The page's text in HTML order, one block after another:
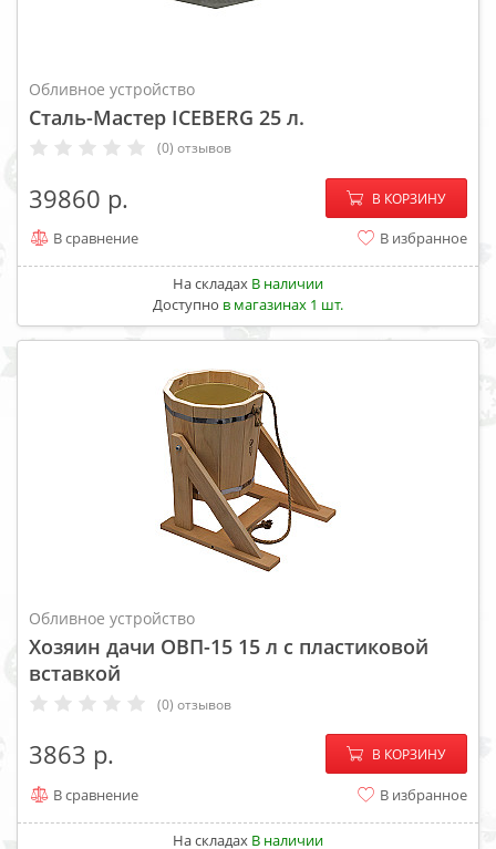
Обливное устройство
Сталь-Мастер ICEBERG 25 л.
(0) отзывов
39860 − +
В КОРЗИНУ
В сравнение В избранное
На складах В наличии
Доступно в магазинах 1 шт.
Обливное устройство
Хозяин дачи ОВП-15 15 л с пластиковой
вставкой
(0) отзывов
3863 − +
В КОРЗИНУ
В сравнение В избранное
На складах В наличии